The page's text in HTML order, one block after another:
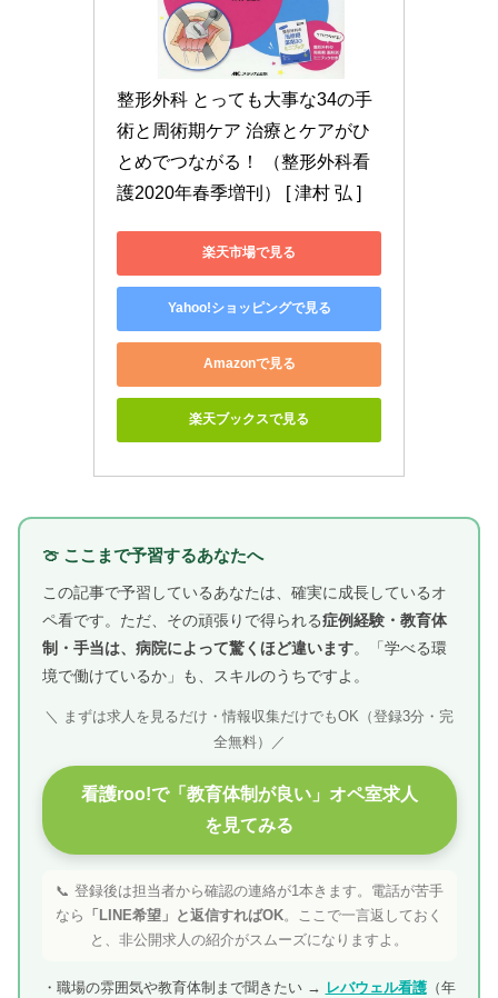
整形外科 とっても大事な34の手
術と周術期ケア 治療とケアがひ
とめでつながる！ （整形外科看
護2020年春季増刊） [ 津村 弘 ]
楽天市場で見る
Yahoo!ショッピングで見る
Amazonで見る
楽天ブックスで見る
🍈 ここまで予習するあなたへ
この記事で予習しているあなたは、確実に成長しているオ
ペ看です。ただ、その頑張りで得られる症例経験・教育体
制・手当は、病院によって驚くほど違います。「学べる環
境で働けているか」も、スキルのうちですよ。
＼ まずは求人を見るだけ・情報収集だけでもOK（登録3分・完
全無料）／
看護roo!で「教育体制が良い」オペ室求人
を見てみる
📞 登録後は担当者から確認の連絡が1本きます。電話が苦手
なら
「LINE希望」と返信すればOK。ここで一言返しておく
と、非公開求人の紹介がスムーズになりますよ。
・職場の雰囲気や教育体制まで聞きたい → レバウェル看護（年